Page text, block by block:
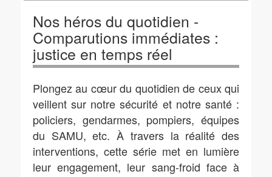
Nos héros du quotidien -
Comparutions immédiates :
justice en temps réel
Plongez au cœur du quotidien de ceux qui
veillent sur notre sécurité et notre santé :
policiers, gendarmes, pompiers, équipes
du SAMU, etc. À travers la réalité des
interventions, cette série met en lumière
leur engagement, leur sang-froid face à